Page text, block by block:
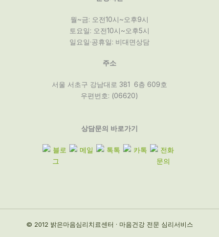
월~금: 오전10시~오후9시
토요일: 오전10시~오후5시
일요일·공휴일: 비대면상담
주소
서울 서초구 강남대로 381 6층 609호
우편번호: (06620)
상담문의 바로가기
© 2012 밝은마음심리치료센터 · 마음건강 전문 심리서비스